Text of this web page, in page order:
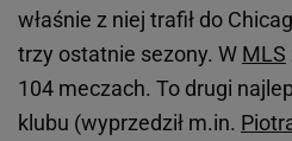
właśnie z niej trafił do
trzy ostatnie sezony. W MLS
104 meczach. To drugi
klubu (wyprzedził m.in.